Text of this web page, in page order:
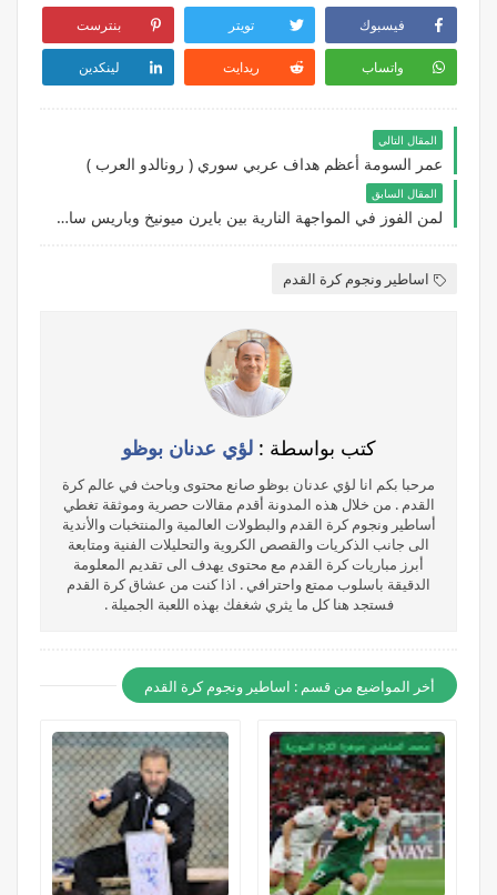
فيسبوك تويتر بنترست
واتساب ريدايت لينكدين
المقال التالي
عمر السومة أعظم هداف عربي سوري ( رونالدو العرب )
المقال السابق
لمن الفوز في المواجهة النارية بين بايرن ميونيخ وباريس سان جيرمان ؟
اساطير ونجوم كرة القدم
كتب بواسطة :لؤي عدنان بوظو
مرحبا بكم انا لؤي عدنان بوظو صانع محتوى وباحث في عالم كرة
القدم . من خلال هذه المدونة أقدم مقالات حصرية وموثقة تغطي
أساطير ونجوم كرة القدم والبطولات العالمية والمنتخبات والأندية
الى جانب الذكريات والقصص الكروية والتحليلات الفنية ومتابعة
أبرز مباريات كرة القدم مع محتوى يهدف الى تقديم المعلومة
الدقيقة باسلوب ممتع واحترافي . اذا كنت من عشاق كرة القدم
فستجد هنا كل ما يثري شغفك بهذه اللعبة الجميلة .
أخر المواضيع من قسم : اساطير ونجوم كرة القدم